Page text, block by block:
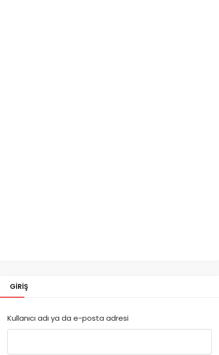
GIRIŞ
Kullanıcı adı ya da e-posta adresi